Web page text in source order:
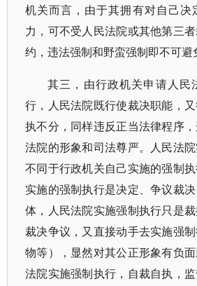
机关而言，由于其拥有对自己决
力，可不受人民法院或其他第三
约，违法强制和野蛮强制即不可避
其三，由行政机关申请人民
行，人民法院既行使裁决职能，
执不分，同样违反正当法律程序
法院的形象和司法尊严。人民法
不同于行政机关自己实施的强制
实施的强制执行是决定、争议裁
体，人民法院实施强制执行只是
裁决争议，又直接动手去实施强
物等），显然对其公正形象有负
法院实施强制执行，自裁自执，